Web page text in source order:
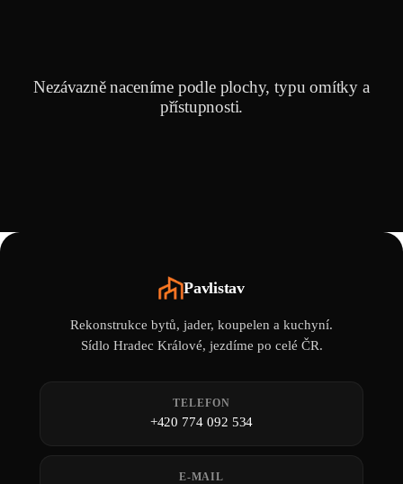
Nezávazně naceníme podle plochy, typu omítky a
přístupnosti.
Pavlistav
Rekonstrukce bytů, jader, koupelen a kuchyní.
Sídlo Hradec Králové, jezdíme po celé ČR.
TELEFON
+420 774 092 534
E-MAIL